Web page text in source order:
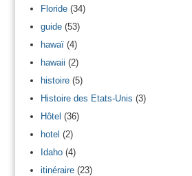
Floride(34)
guide(53)
hawaï(4)
hawaii (2)
histoire(5)
Histoire des Etats-Unis (3)
Hôtel (36)
hotel (2)
Idaho(4)
itinéraire(23)